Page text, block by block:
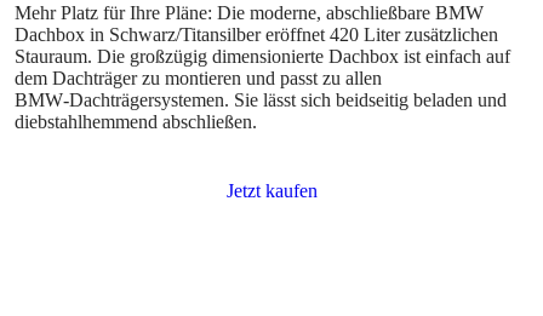
Mehr Platz für Ihre Pläne: Die moderne, abschließbare BMW
Dachbox in Schwarz/Titansilber eröffnet 420 Liter zusätzlichen
Stauraum. Die großzügig dimensionierte Dachbox ist einfach auf
dem Dachträger zu montieren und passt zu allen
BMW‑Dachträgersystemen. Sie lässt sich beidseitig beladen und
diebstahlhemmend abschließen.